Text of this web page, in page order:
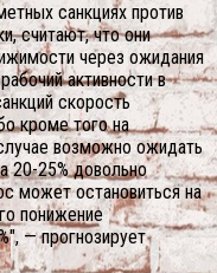
санкциях против
считают, что они
через ожидания
активности в
скорость
кроме того на
возможно ожидать
20-25% довольно
может остановиться на
понижение
— прогнозирует